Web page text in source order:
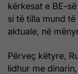
kërkesat e BE-
si të tilla mund
aktuale, në
Përveç këtyre,
lidhur me